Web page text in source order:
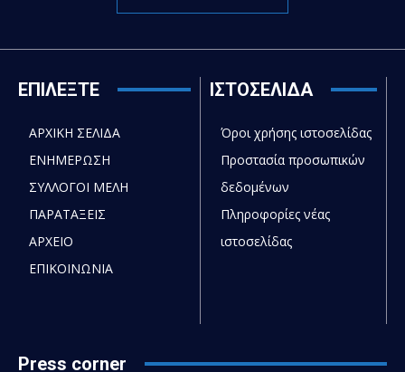
ΕΠΙΛΕΞΤΕ
ΑΡΧΙΚΗ ΣΕΛΙΔΑ
ΕΝΗΜΕΡΩΣΗ
ΣΥΛΛΟΓΟΙ ΜΕΛΗ
ΠΑΡΑΤΑΞΕΙΣ
ΑΡΧΕΙΟ
ΕΠΙΚΟΙΝΩΝΙΑ
ΙΣΤΟΣΕΛΙΔΑ
Όροι χρήσης ιστοσελίδας
Προστασία προσωπικών
δεδομένων
Πληροφορίες νέας
ιστοσελίδας
Press corner